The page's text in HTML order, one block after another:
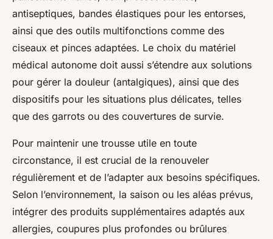
antiseptiques, bandes élastiques pour les entorses,
ainsi que des outils multifonctions comme des
ciseaux et pinces adaptées. Le choix du matériel
médical autonome doit aussi s’étendre aux solutions
pour gérer la douleur (antalgiques), ainsi que des
dispositifs pour les situations plus délicates, telles
que des garrots ou des couvertures de survie.
Pour maintenir une trousse utile en toute
circonstance, il est crucial de la renouveler
régulièrement et de l’adapter aux besoins spécifiques.
Selon l’environnement, la saison ou les aléas prévus,
intégrer des produits supplémentaires adaptés aux
allergies, coupures plus profondes ou brûlures